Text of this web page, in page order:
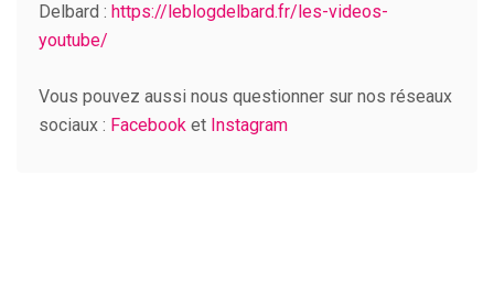
Delbard : https://leblogdelbard.fr/les-videos-
youtube/
Vous pouvez aussi nous questionner sur nos réseaux
sociaux : Facebook et Instagram